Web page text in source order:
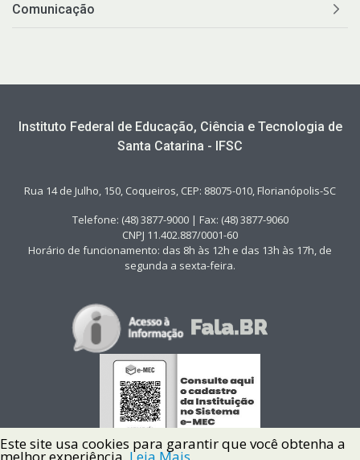
Comunicação
Instituto Federal de Educação, Ciência e Tecnologia de
Santa Catarina - IFSC
Rua 14 de Julho, 150, Coqueiros, CEP: 88075-010, Florianópolis-SC
Telefone: (48) 3877-9000 | Fax: (48) 3877-9060
CNPJ 11.402.887/0001-60
Horário de funcionamento: das 8h às 12h e das 13h às 17h, de
segunda a sexta-feira.
Este site usa cookies para garantir que você obtenha a